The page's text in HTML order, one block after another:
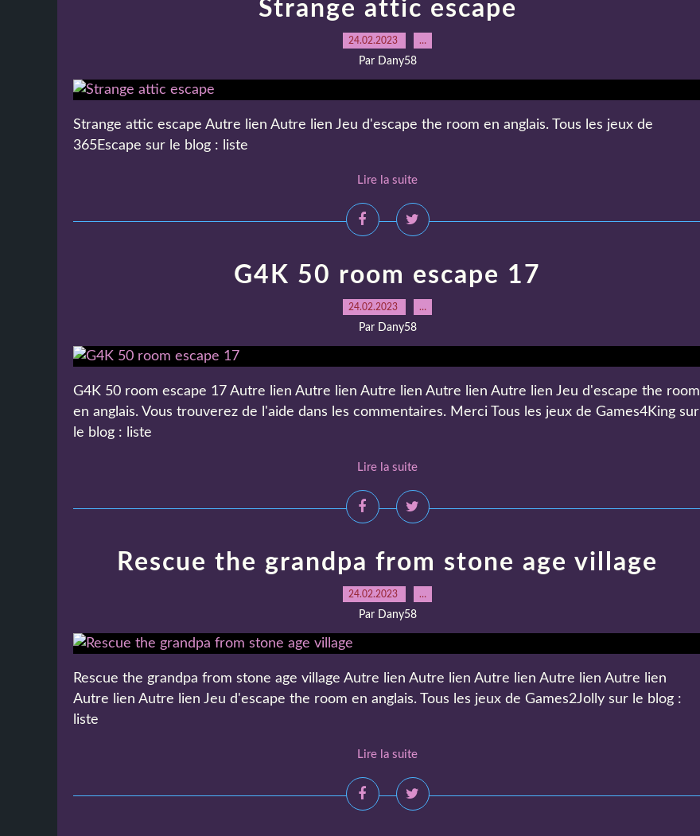
Strange attic escape
24.02.2023 …
Par Dany58
Strange attic escape Autre lien Autre lien Jeu d'escape the room en anglais. Tous les jeux de
365Escape sur le blog : liste
Lire la suite
G4K 50 room escape 17
24.02.2023 …
Par Dany58
G4K 50 room escape 17 Autre lien Autre lien Autre lien Autre lien Autre lien Jeu d'escape the room
en anglais. Vous trouverez de l'aide dans les commentaires. Merci Tous les jeux de Games4King sur
le blog : liste
Lire la suite
Rescue the grandpa from stone age village
24.02.2023 …
Par Dany58
Rescue the grandpa from stone age village Autre lien Autre lien Autre lien Autre lien Autre lien
Autre lien Autre lien Jeu d'escape the room en anglais. Tous les jeux de Games2Jolly sur le blog :
liste
Lire la suite